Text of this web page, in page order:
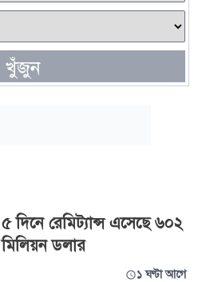
খুঁজুন
৫ দিনে রেমিট্যান্স এসেছে ৬০২
মিলিয়ন ডলার
১ ঘণ্টা আগে